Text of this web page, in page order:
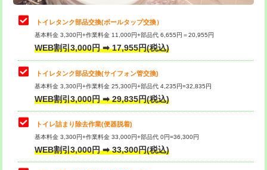
トイレタンク部品交換(ボールタップ交換）
基本料金 3,300円+作業料金 11,000円+部品代 6,655円＝20,955円
WEB割引3,000円 ➡ 17,955円(税込)
トイレタンク部品交換(サイフォン管交換)
基本料金 3,300円+作業料金 25,300円+部品代 4,235円=32,835円
WEB割引3,000円 ➡ 29,835円(税込)
トイレ詰まり除去作業(便器脱着)
基本料金 3,300円+作業料金 33,000円+部品代 0円=36,300円
WEB割引3,000円 ➡ 33,300円(税込)